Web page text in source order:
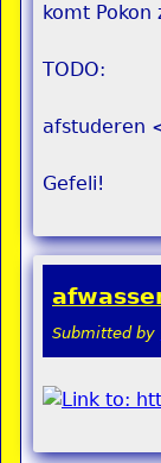
komt Pokon
TODO:
afstuderen
Gefeli!
Submitted by